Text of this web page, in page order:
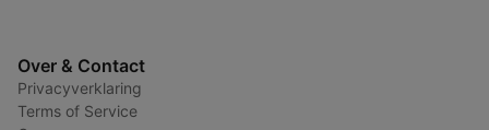
Over & Contact
Privacyverklaring
Terms of Service